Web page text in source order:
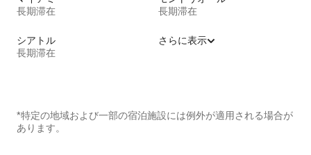
長期滞在
長期滞在
シアトル
長期滞在
さらに表示
*特定の地域および一部の宿泊施設には例外が適用される場合が
あります。